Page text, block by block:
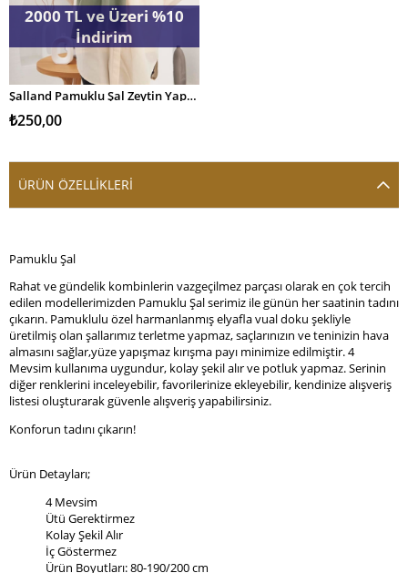
SEPETE EKLE Şalland Pamuklu Şal Zeytin Yaprağı
2000 TL ve Üzeri %10
İndirim
₺250,00
ÜRÜN ÖZELLIKLERI
Pamuklu Şal
Rahat ve gündelik kombinlerin vazgeçilmez parçası olarak en çok tercih
edilen modellerimizden Pamuklu Şal serimiz ile günün her saatinin tadını
çıkarın. Pamuklulu özel harmanlanmış elyafla vual doku şekliyle
üretilmiş olan şallarımız terletme yapmaz, saçlarınızın ve teninizin hava
almasını sağlar,yüze yapışmaz kırışma payı minimize edilmiştir. 4
Mevsim kullanıma uygundur, kolay şekil alır ve potluk yapmaz. Serinin
diğer renklerini inceleyebilir, favorilerinize ekleyebilir, kendinize alışveriş
listesi oluşturarak güvenle alışveriş yapabilirsiniz.
Konforun tadını çıkarın!
Ürün Detayları;
4 Mevsim
Ütü Gerektirmez
Kolay Şekil Alır
İç Göstermez
Ürün Boyutları: 80-190/200 cm